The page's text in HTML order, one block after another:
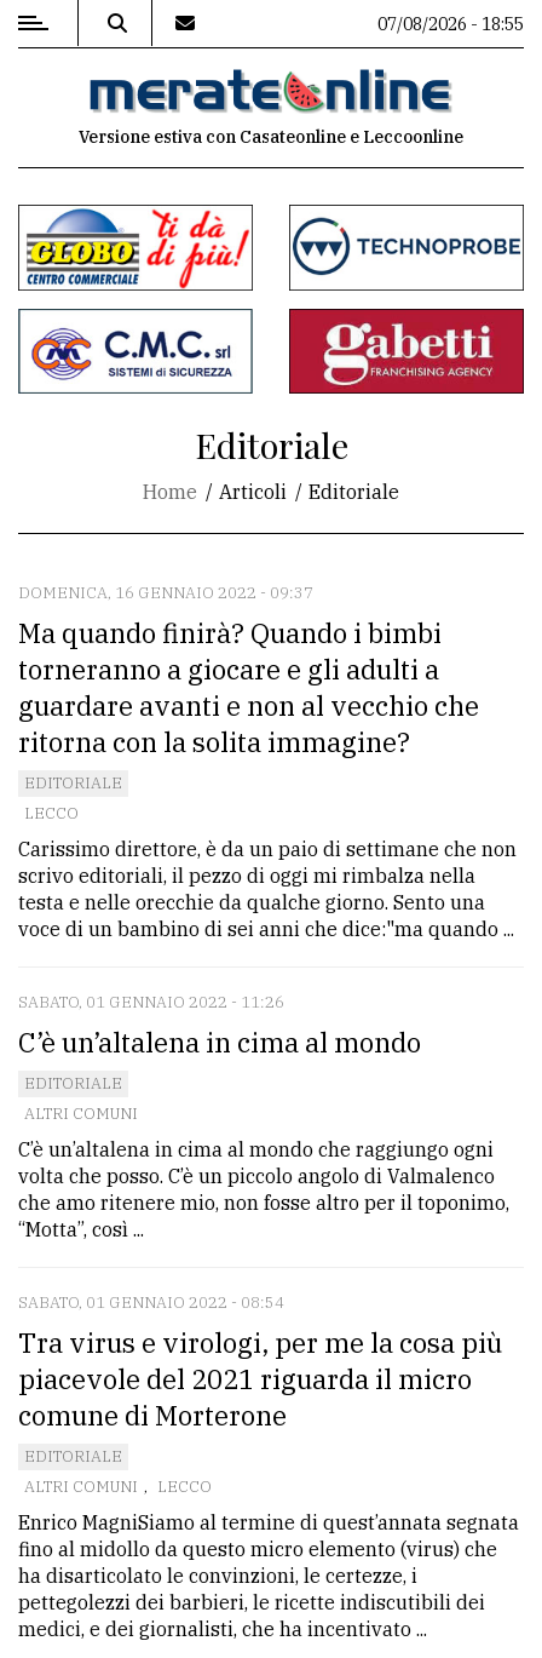
MENU
commenti
Contenuti
del
sito
CONTATTI
La
redazione
Scrivici
Per
la
tua
pubblicità
Cerca
per
comune
avanzata
PRIVACY
Privacy
policy
Cookie
policy
07/08/2026 - 18:55
Versione estiva con Casateonline e Leccoonline
Editoriale
Home Articoli Editoriale
DOMENICA, 16 GENNAIO 2022 - 09:37
Ma quando finirà? Quando i bimbi
torneranno a giocare e gli adulti a
guardare avanti e non al vecchio che
ritorna con la solita immagine?
EDITORIALE
LECCO
Carissimo direttore, è da un paio di settimane che non
scrivo editoriali, il pezzo di oggi mi rimbalza nella
testa e nelle orecchie da qualche giorno. Sento una
voce di un bambino di sei anni che dice:"ma quando ...
SABATO, 01 GENNAIO 2022 - 11:26
C’è un’altalena in cima al mondo
EDITORIALE
ALTRI COMUNI
C’è un’altalena in cima al mondo che raggiungo ogni
volta che posso. C’è un piccolo angolo di Valmalenco
che amo ritenere mio, non fosse altro per il toponimo,
“Motta”, così ...
SABATO, 01 GENNAIO 2022 - 08:54
Tra virus e virologi, per me la cosa più
piacevole del 2021 riguarda il micro
comune di Morterone
EDITORIALE
ALTRI COMUNI , LECCO
Enrico MagniSiamo al termine di quest’annata segnata
fino al midollo da questo micro elemento (virus) che
ha disarticolato le convinzioni, le certezze, i
pettegolezzi dei barbieri, le ricette indiscutibili dei
medici, e dei giornalisti, che ha incentivato ...